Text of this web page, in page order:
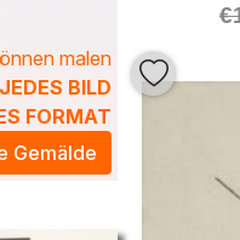
malen
JEDES BILD
FORMAT
Gemälde
€